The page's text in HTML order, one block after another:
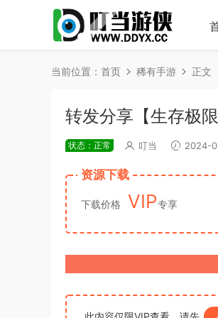
当前位置： 首页 稀有手游 正文
转发分享【生存极
状态：正常 叮当 2024-
资源下载
下载价格 VIP专享